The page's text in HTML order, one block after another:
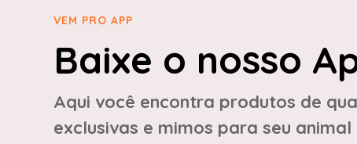
VEM PRO APP
Baixe o nosso
Aqui você encontra produtos de
exclusivas e mimos para seu